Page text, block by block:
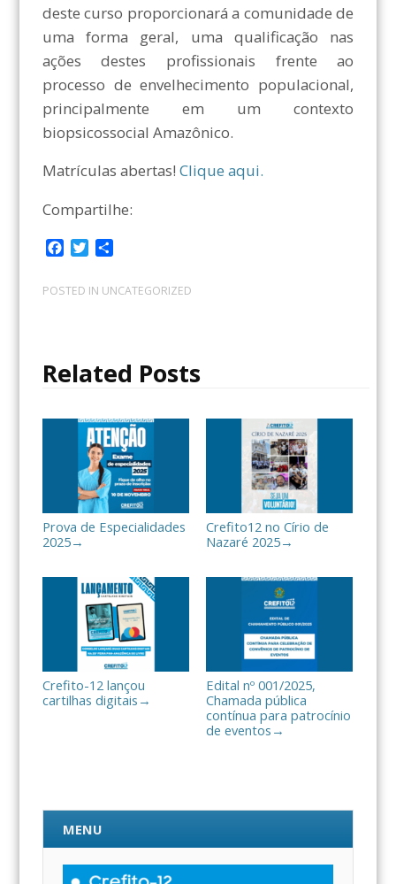
deste curso proporcionará a comunidade de
uma forma geral, uma qualificação nas
ações destes profissionais frente ao
processo de envelhecimento populacional,
principalmente em um contexto
biopsicossocial Amazônico.
Matrículas abertas! Clique aqui.
Compartilhe:
c
e
k
i
t
m
p
i
a
r
POSTED IN UNCATEGORIZED
Related Posts
Prova de Especialidades
2025→
Crefito12 no Círio de
Nazaré 2025→
Crefito-12 lançou
cartilhas digitais →
Edital nº 001/2025,
Chamada pública
contínua para patrocínio
de eventos →
MENU